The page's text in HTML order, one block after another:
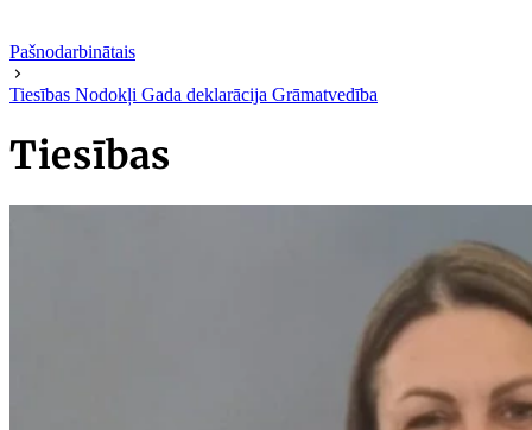
Pašnodarbinātais
Tiesības Nodokļi Gada deklarācija Grāmatvedība
Tiesības